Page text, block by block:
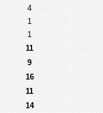
4
1
1
11
9
16
11
14